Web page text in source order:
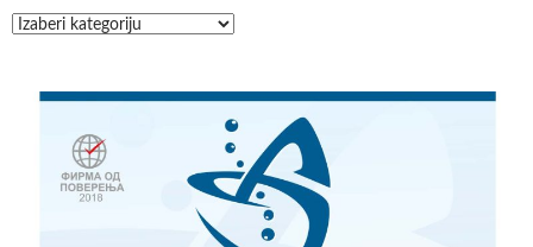
Teme